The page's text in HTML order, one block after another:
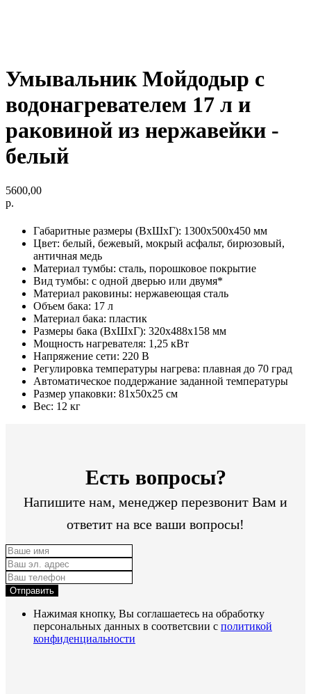
Умывальник Мойдодыр с
водонагревателем 17 л и
раковиной из нержавейки -
белый
5600,00
р.
Габаритные размеры (ВхШхГ): 1300х500х450 мм
Цвет: белый, бежевый, мокрый асфальт, бирюзовый,
античная медь
Материал тумбы: сталь, порошковое покрытие
Вид тумбы: с одной дверью или двумя*
Материал раковины: нержавеющая сталь
Объем бака: 17 л
Материал бака: пластик
Размеры бака (ВхШхГ): 320х488х158 мм
Мощность нагревателя: 1,25 кВт
Напряжение сети: 220 В
Регулировка температуры нагрева: плавная до 70 град
Автоматическое поддержание заданной температуры
Размер упаковки: 81х50х25 см
Вес: 12 кг
Есть вопросы?
Напишите нам, менеджер перезвонит Вам и
ответит на все ваши вопросы!
Отправить
Нажимая кнопку, Вы соглашаетесь на обработку
персональных данных в соответсвии с политикой
конфиденциальности